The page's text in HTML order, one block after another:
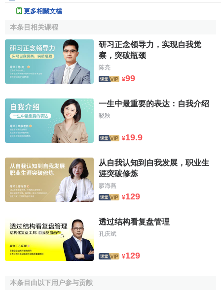
版社,2005-8
更多相關文檔
本条目相关课程
研习正念领导力，实现自我觉
察，突破瓶颈
陈亮
¥99
一生中最重要的表达：自我介绍
晓秋
¥19.9
从自我认知到自我发展，职业生
涯突破修炼
廖海燕
¥129
透过结构看复盘管理
孔庆斌
¥129
本条目由以下用户参与贡献